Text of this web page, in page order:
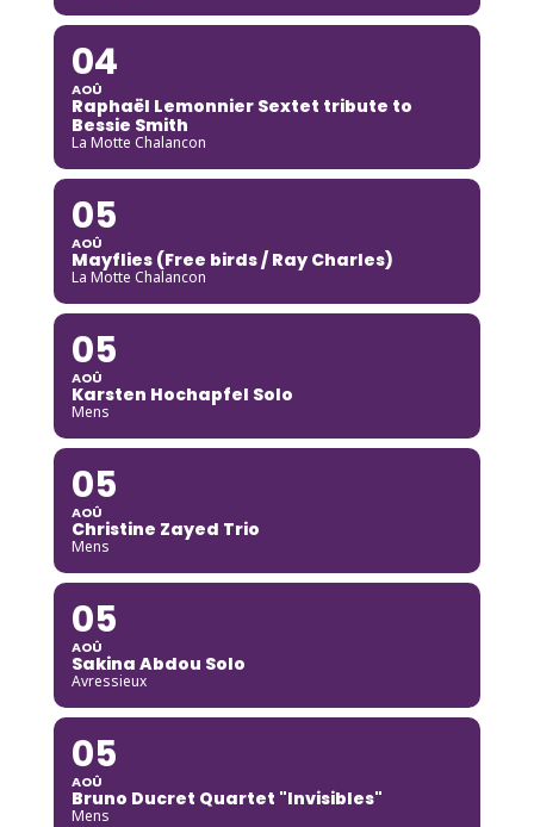
04
AOÛ
Raphaël Lemonnier Sextet tribute to
Bessie Smith
La Motte Chalancon
05
AOÛ
Mayflies (Free birds / Ray Charles)
La Motte Chalancon
05
AOÛ
Karsten Hochapfel Solo
Mens
05
AOÛ
Christine Zayed Trio
Mens
05
AOÛ
Sakina Abdou Solo
Avressieux
05
AOÛ
Bruno Ducret Quartet "Invisibles"
Mens